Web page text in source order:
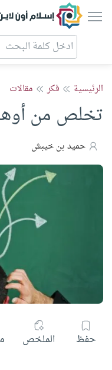
إسلام أون
الرئيسية فكر مقالات
تخلص من
حميد بن خيبش
حفظ الملخص